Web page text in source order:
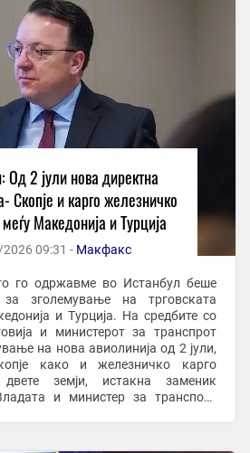
Од 2 јули нова директна
Скопје и карго железничко
Македонија и Турција
09:31 - Макфакс
го одржавме во Истанбул беше
зголемување на трговската
и Турција. На средбите со
и министерот за транспрот
на нова авиолинија од 2 јули,
како и железничко карго
земји, истакна заменик
и министер за транспорт